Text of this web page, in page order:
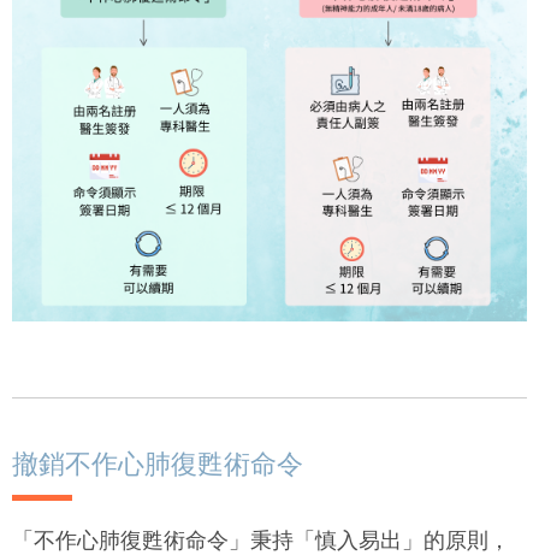
撤銷不作心肺復甦術命令
「不作心肺復甦術命令」秉持「慎入易出」的原則，